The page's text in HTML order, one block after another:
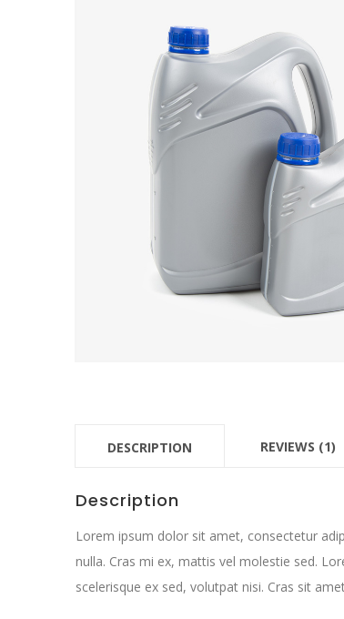
DESCRIPTION REVIEWS (1)
Description
Lorem ipsum dolor sit amet, consectetur
nulla. Cras mi ex, mattis vel molestie sed.
scelerisque ex sed, volutpat nisi. Cras sit